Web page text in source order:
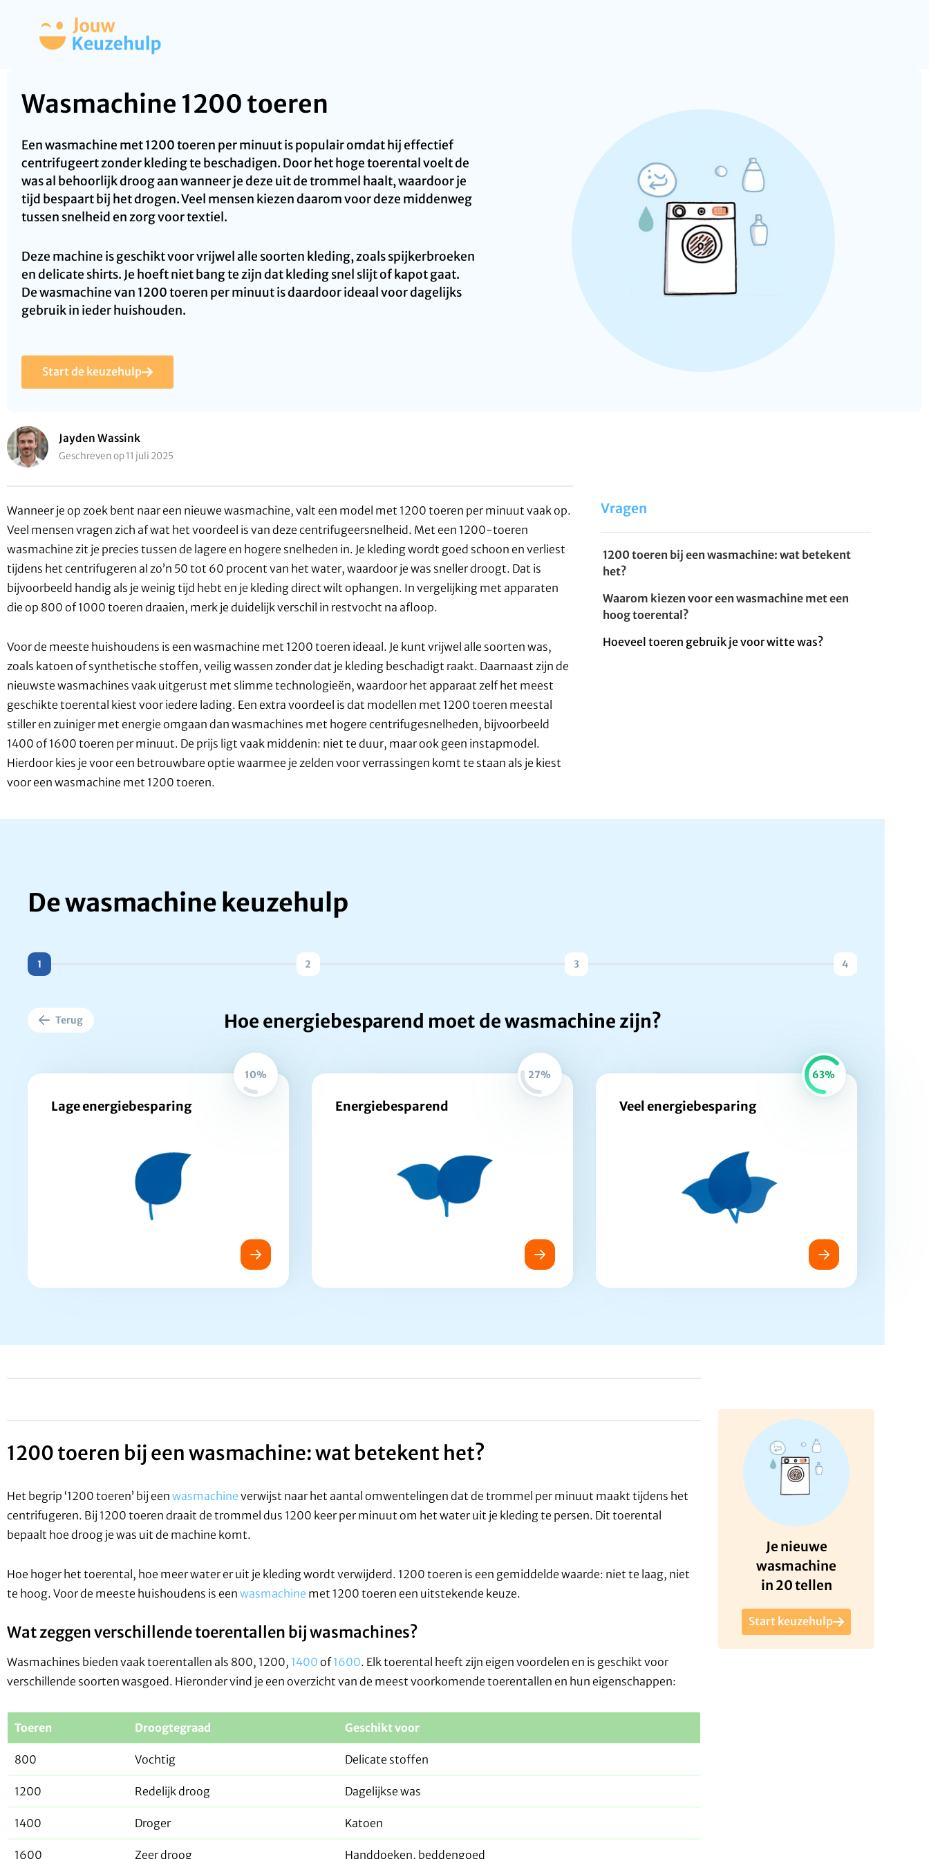
Wasmachine 1200 toeren
Een wasmachine met 1200 toeren per minuut is populair omdat hij effectief
centrifugeert zonder kleding te beschadigen. Door het hoge toerental voelt de
was al behoorlijk droog aan wanneer je deze uit de trommel haalt, waardoor je
tijd bespaart bij het drogen. Veel mensen kiezen daarom voor deze middenweg
tussen snelheid en zorg voor textiel.
Deze machine is geschikt voor vrijwel alle soorten kleding, zoals spijkerbroeken
en delicate shirts. Je hoeft niet bang te zijn dat kleding snel slijt of kapot gaat.
De wasmachine van 1200 toeren per minuut is daardoor ideaal voor dagelijks
gebruik in ieder huishouden.
Start de keuzehulp
Jayden Wassink
Geschreven op 11 juli 2025
Wanneer je op zoek bent naar een nieuwe wasmachine, valt een model met 1200 toeren per minuut vaak op.
Veel mensen vragen zich af wat het voordeel is van deze centrifugeersnelheid. Met een 1200-toeren
wasmachine zit je precies tussen de lagere en hogere snelheden in. Je kleding wordt goed schoon en verliest
tijdens het centrifugeren al zo’n 50 tot 60 procent van het water, waardoor je was sneller droogt. Dat is
bijvoorbeeld handig als je weinig tijd hebt en je kleding direct wilt ophangen. In vergelijking met apparaten
die op 800 of 1000 toeren draaien, merk je duidelijk verschil in restvocht na afloop.
Voor de meeste huishoudens is een wasmachine met 1200 toeren ideaal. Je kunt vrijwel alle soorten was,
zoals katoen of synthetische stoffen, veilig wassen zonder dat je kleding beschadigt raakt. Daarnaast zijn de
nieuwste wasmachines vaak uitgerust met slimme technologieën, waardoor het apparaat zelf het meest
geschikte toerental kiest voor iedere lading. Een extra voordeel is dat modellen met 1200 toeren meestal
stiller en zuiniger met energie omgaan dan wasmachines met hogere centrifugesnelheden, bijvoorbeeld
1400 of 1600 toeren per minuut. De prijs ligt vaak middenin: niet te duur, maar ook geen instapmodel.
Hierdoor kies je voor een betrouwbare optie waarmee je zelden voor verrassingen komt te staan als je kiest
voor een wasmachine met 1200 toeren.
Vragen
1200 toeren bij een wasmachine: wat betekent
het?
Waarom kiezen voor een wasmachine met een
hoog toerental?
Hoeveel toeren gebruik je voor witte was?
De wasmachine keuzehulp
1 2 3 4
Terug Hoe energiebesparend moet de wasmachine zijn?
10%
Lage energiebesparing
27%
Energiebesparend
63%
Veel energiebesparing
1200 toeren bij een wasmachine: wat betekent het?
Het begrip ‘1200 toeren’ bij een wasmachine verwijst naar het aantal omwentelingen dat de trommel per minuut maakt tijdens het
centrifugeren. Bij 1200 toeren draait de trommel dus 1200 keer per minuut om het water uit je kleding te persen. Dit toerental
bepaalt hoe droog je was uit de machine komt.
Hoe hoger het toerental, hoe meer water er uit je kleding wordt verwijderd. 1200 toeren is een gemiddelde waarde: niet te laag, niet
te hoog. Voor de meeste huishoudens is een wasmachine met 1200 toeren een uitstekende keuze.
Wat zeggen verschillende toerentallen bij wasmachines?
Wasmachines bieden vaak toerentallen als 800, 1200, 1400 of1600. Elk toerental heeft zijn eigen voordelen en is geschikt voor
verschillende soorten wasgoed. Hieronder vind je een overzicht van de meest voorkomende toerentallen en hun eigenschappen:
Toeren Droogtegraad Geschikt voor
800 Vochtig Delicate stoffen
1200 Redelijk droog Dagelijkse was
1400 Droger Katoen
1600 Zeer droog Handdoeken, beddengoed
Je nieuwe
wasmachine
in 20 tellen
Start keuzehulp